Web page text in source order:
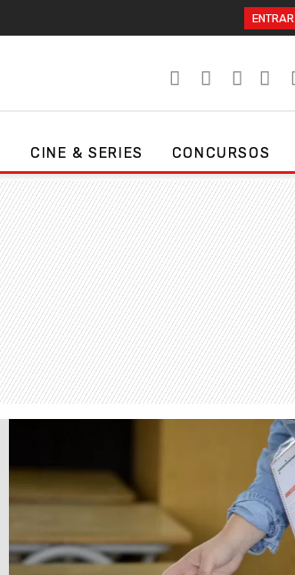
ENTRAR
CINE & SERIES CONCURSOS